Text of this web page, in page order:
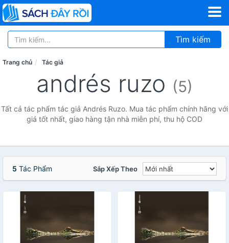
Tìm kiếm
Trang chủ Tác giả
andrés ruzo (5)
Tất cả tác phẩm tác giả Andrés Ruzo. Mua tác phẩm chính hãng với
giá tốt nhất, giao hàng tận nhà miễn phí, thu hộ COD
5 Tác Phẩm Sắp Xếp Theo